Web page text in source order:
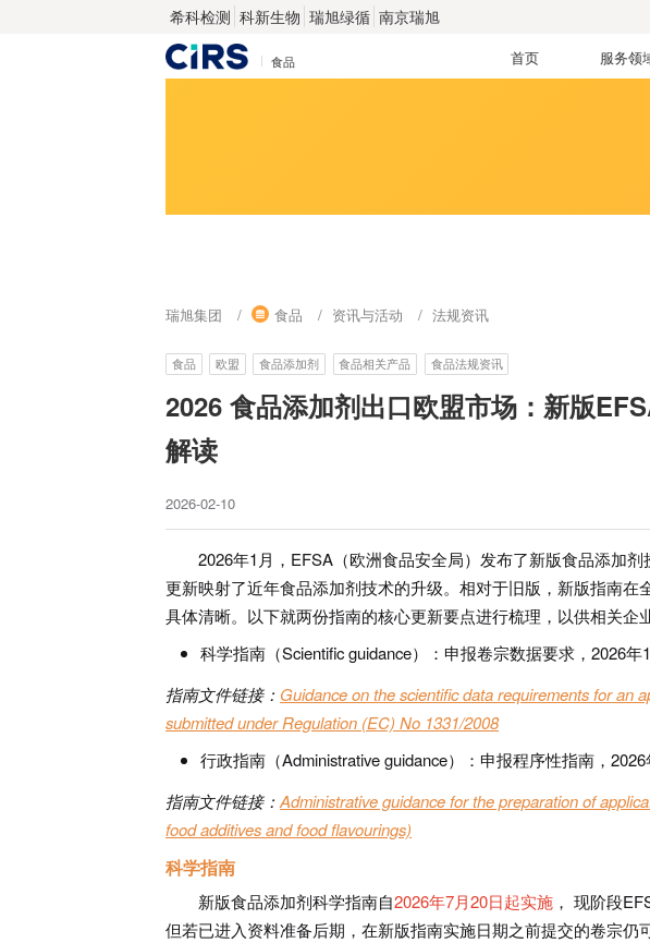
希科检测 科新生物 瑞旭绿循 南京瑞旭
食品 首页 服务领
瑞旭集团 食品 资讯与活动 法规资讯
食品 欧盟 食品添加剂 食品相关产品 食品法规资讯
2026 食品添加剂出口欧盟市场：新版
解读
2026-02-10
2026年1月，EFSA（欧洲食品安全局）发布了新版食品添加
更新映射了近年食品添加剂技术的升级。相对于旧版，新版指南
具体清晰。以下就两份指南的核心更新要点进行梳理，以供相关企
科学指南（Scientific guidance）：申报卷宗数据要求，2026年
指南文件链接： Guidance on the scientific data requirements for an
submitted under Regulation (EC) No 1331/2008
行政指南（Administrative guidance）：申报程序性指南，2026
指南文件链接：Administrative guidance for the preparation of
food additives and food flavourings)
科学指南
新版食品添加剂科学指南自2026年7月20日起实施， 现阶段
但若已进入资料准备后期，在新版指南实施日期之前提交的卷宗仍